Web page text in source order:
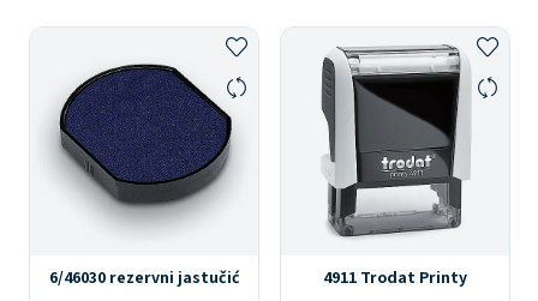
6/46030 rezervni jastučić 4911 Trodat Printy